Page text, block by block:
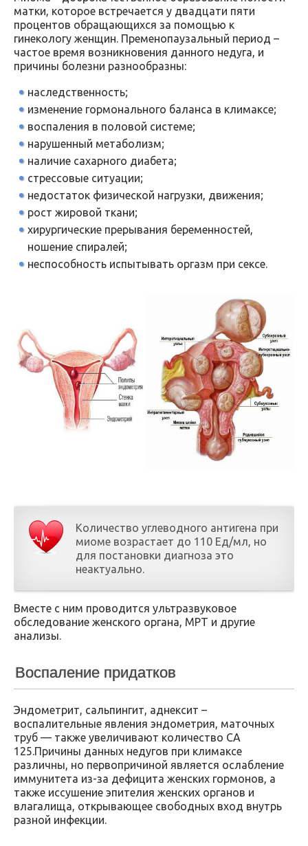
матки, которое встречается у двадцати пяти
процентов обращающихся за помощью к
гинекологу женщин. Пременопаузальный период –
частое время возникновения данного недуга, и
причины болезни разнообразны:
наследственность;
изменение гормонального баланса в климаксе;
воспаления в половой системе;
нарушенный метаболизм;
наличие сахарного диабета;
стрессовые ситуации;
недостаток физической нагрузки, движения;
рост жировой ткани;
хирургические прерывания беременностей,
ношение спиралей;
неспособность испытывать оргазм при сексе.
Количество углеводного антигена при
миоме возрастает до 110 Ед/мл, но
для постановки диагноза это
неактуально.
Вместе с ним проводится ультразвуковое
обследование женского органа, МРТ и другие
анализы.
Воспаление придатков
Эндометрит, сальпингит, аднексит –
воспалительные явления эндометрия, маточных
труб — также увеличивают количество СА
125.Причины данных недугов при климаксе
различны, но первопричиной является ослабление
иммунитета из-за дефицита женских гормонов, а
также иссушение эпителия женских органов и
влагалища, открывающее свободных вход внутрь
разной инфекции.